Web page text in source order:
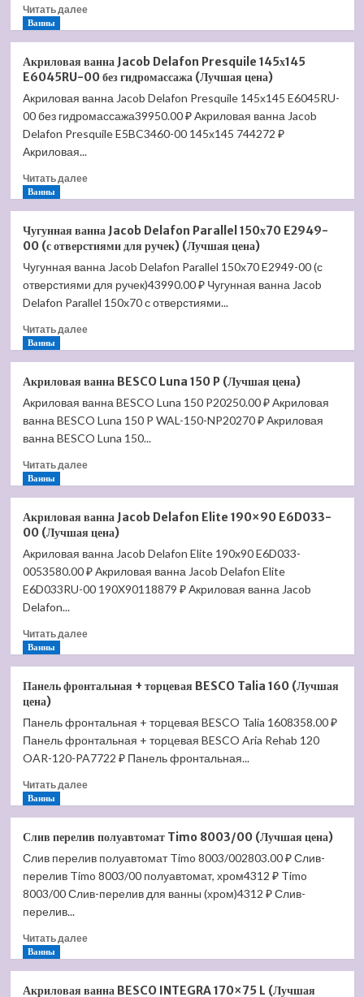
(Лучшая
Читать далееПрочитать
фронтальная
BESCO
Bianka
150
L/P
Ванны
Акриловая ванна Jacob Delafon Presquile 145х145
E6045RU-00 без гидромассажа (Лучшая цена)
Акриловая ванна Jacob Delafon Presquile 145х145 E6045RU-
00 без гидромассажа39950.00 ₽ Акриловая ванна Jacob
Delafon Presquile E5BC3460-00 145х145 744272 ₽
Акриловая...
Читать далееПрочитать
Акриловая
ванна
Jacob
Delafon
Presquile
145х145
00
гидромассажа
(Лучшая
Ванны
Чугунная ванна Jacob Delafon Parallel 150х70 E2949-
00 (с отверстиями для ручек) (Лучшая цена)
Чугунная ванна Jacob Delafon Parallel 150х70 E2949-00 (с
отверстиями для ручек)43990.00 ₽ Чугунная ванна Jacob
Delafon Parallel 150x70 с отверстиями...
Читать далееПрочитать
ванна
Jacob
Delafon
Parallel
E2949-
(с
отверстиями
(Лучшая
цена)
Ванны
Акриловая ванна BESCO Luna 150 P (Лучшая цена)
Акриловая ванна BESCO Luna 150 P20250.00 ₽ Акриловая
ванна BESCO Luna 150 P WAL-150-NP20270 ₽ Акриловая
ванна BESCO Luna 150...
Читать далееПрочитать
ванна
BESCO
Luna
150
P
Ванны
Акриловая ванна Jacob Delafon Elite 190×90 E6D033-
00 (Лучшая цена)
Акриловая ванна Jacob Delafon Elite 190x90 E6D033-
0053580.00 ₽ Акриловая ванна Jacob Delafon Elite
E6D033RU-00 190X90118879 ₽ Акриловая ванна Jacob
Delafon...
Читать далееПрочитать
ванна
Delafon
Elite
190×90
00
цена)
Ванны
Панель фронтальная + торцевая BESCO Talia 160 (Лучшая
цена)
Панель фронтальная + торцевая BESCO Talia 1608358.00 ₽
Панель фронтальная + торцевая BESCO Aria Rehab 120
OAR-120-PA7722 ₽ Панель фронтальная...
Читать далееПрочитать
фронтальная
+
торцевая
BESCO
(Лучшая
Ванны
Слив перелив полуавтомат Timo 8003/00 (Лучшая цена)
Слив перелив полуавтомат Timo 8003/002803.00 ₽ Слив-
перелив Timo 8003/00 полуавтомат, хром4312 ₽ Timo
8003/00 Слив-перелив для ванны (хром)4312 ₽ Слив-
перелив...
Читать далееПрочитать
Ванны
Акриловая ванна BESCO INTEGRA 170×75 L (Лучшая